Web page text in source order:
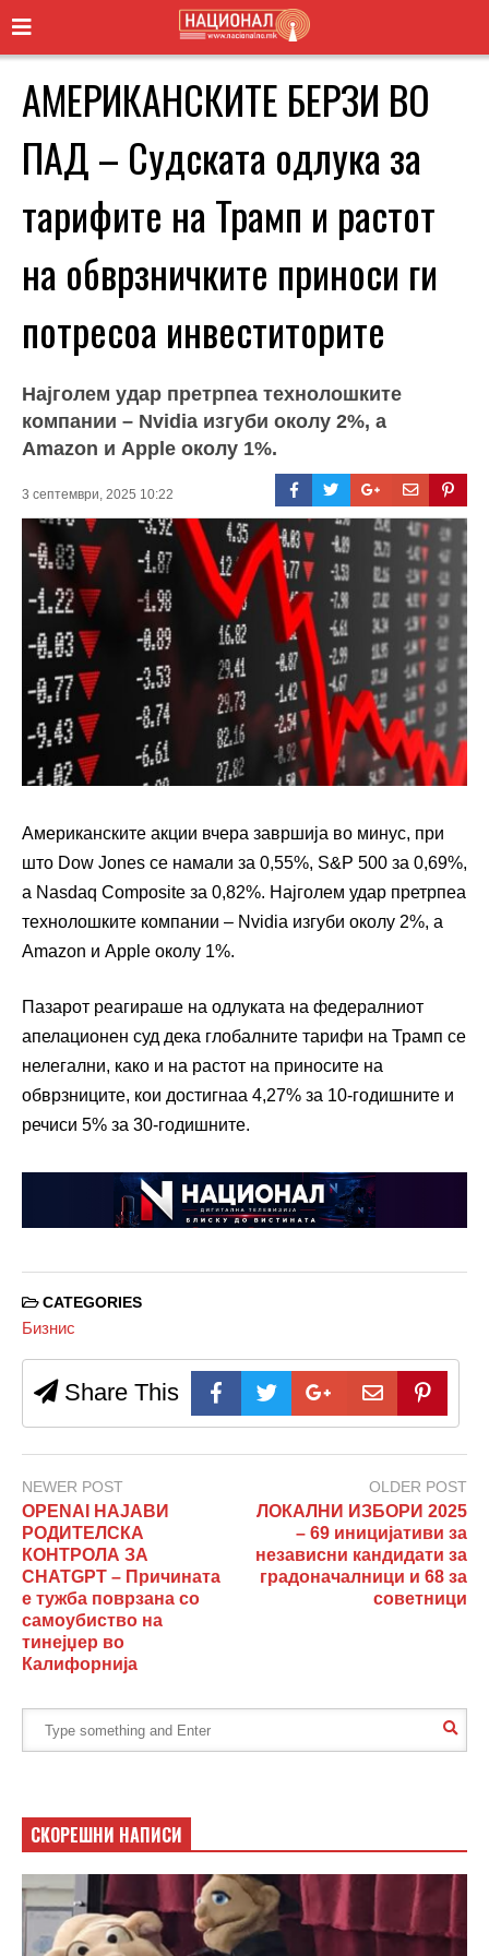
АМЕРИКАНСКИТЕ БЕРЗИ ВО
ПАД – Судската одлука за
тарифите на Трамп и растот
на обврзничките приноси ги
потресоа инвеститорите
Најголем удар претрпеа технолошките
компании – Nvidia изгуби околу 2%, а
Amazon и Apple околу 1%.
3 септември, 2025 10:22
Американските акции вчера завршија во минус, при
што Dow Jones се намали за 0,55%, S&P 500 за 0,69%,
а Nasdaq Composite за 0,82%. Најголем удар претрпеа
технолошките компании – Nvidia изгуби околу 2%, а
Amazon и Apple околу 1%.
Пазарот реагираше на одлуката на федералниот
апелационен суд дека глобалните тарифи на Трамп се
нелегални, како и на растот на приносите на
обврзниците, кои достигнаа 4,27% за 10-годишните и
речиси 5% за 30-годишните.
CATEGORIES
Бизнис
Share This
NEWER POST
OPENAI НАЈАВИ
РОДИТЕЛСКА
КОНТРОЛА ЗА
CHATGPT – Причината
е тужба поврзана со
самоубиство на
тинејџер во
Калифорнија
OLDER POST
ЛОКАЛНИ ИЗБОРИ 2025
– 69 иницијативи за
независни кандидати за
градоначалници и 68 за
советници
СКОРЕШНИ НАПИСИ